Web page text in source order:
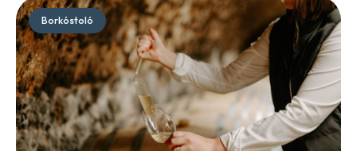
Borkóstoló